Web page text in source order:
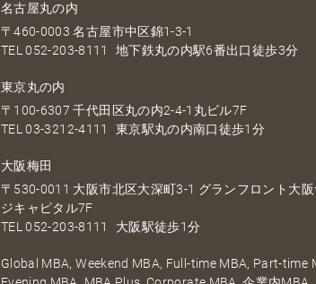
名古屋丸の内
〒460-0003 名古屋市中区錦1-3-1
TEL052-203-8111 地下鉄丸の内駅6番出口徒歩3分
東京丸の内
〒100-6307 千代田区丸の内2-4-1丸ビル7F
TEL03-3212-4111 東京駅丸の内南口徒歩1分
大阪梅田
〒530-0011 大阪市北区大深町3-1 グランフロント大阪
ジキャピタル7F
TEL052-203-8111 大阪駅徒歩1分
Global MBA, Weekend MBA, Full-time MBA, Part-time